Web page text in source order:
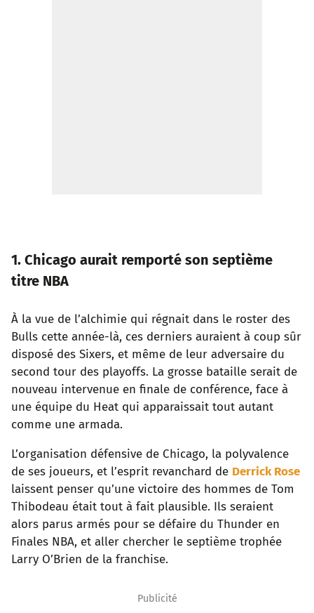
1. Chicago aurait remporté son septième
titre NBA
À la vue de l’alchimie qui régnait dans le roster des
Bulls cette année-là, ces derniers auraient à coup sûr
disposé des Sixers, et même de leur adversaire du
second tour des playoffs. La grosse bataille serait de
nouveau intervenue en finale de conférence, face à
une équipe du Heat qui apparaissait tout autant
comme une armada.
L’organisation défensive de Chicago, la polyvalence
de ses joueurs, et l’esprit revanchard de Derrick Rose
laissent penser qu’une victoire des hommes de Tom
Thibodeau était tout à fait plausible. Ils seraient
alors parus armés pour se défaire du Thunder en
Finales NBA, et aller chercher le septième trophée
Larry O’Brien de la franchise.
Publicité